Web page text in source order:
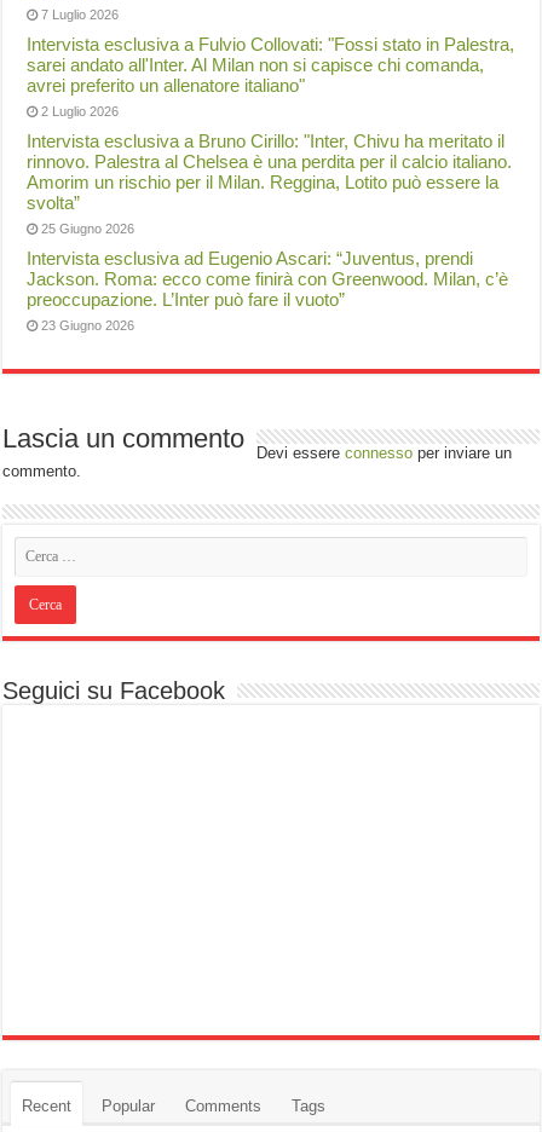
7 Luglio 2026
Intervista esclusiva a Fulvio Collovati: "Fossi stato in Palestra,
sarei andato all'Inter. Al Milan non si capisce chi comanda,
avrei preferito un allenatore italiano"
2 Luglio 2026
Intervista esclusiva a Bruno Cirillo: "Inter, Chivu ha meritato il
rinnovo. Palestra al Chelsea è una perdita per il calcio italiano.
Amorim un rischio per il Milan. Reggina, Lotito può essere la
svolta”
25 Giugno 2026
Intervista esclusiva ad Eugenio Ascari: “Juventus, prendi
Jackson. Roma: ecco come finirà con Greenwood. Milan, c’è
preoccupazione. L’Inter può fare il vuoto”
23 Giugno 2026
Lascia un commento Devi essereconnesso per inviare un
commento.
Seguici su Facebook
Recent Popular Comments Tags